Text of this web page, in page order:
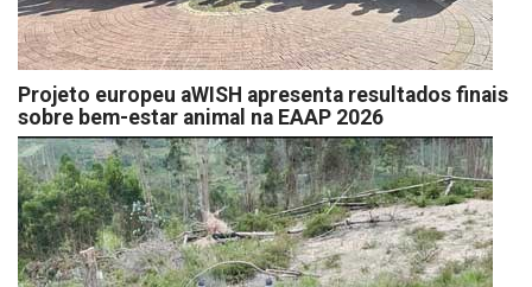
Projeto europeu aWISH apresenta resultados finais
sobre bem-estar animal na EAAP 2026